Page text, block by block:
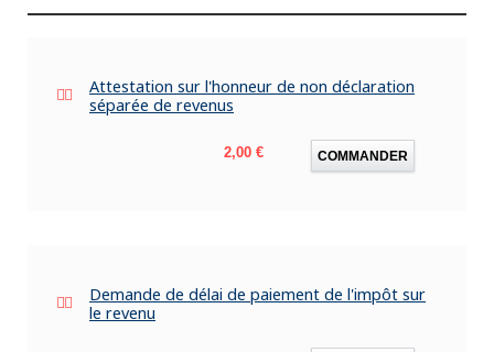
Attestation sur l'honneur de non déclaration
séparée de revenus
Prix
2,00 € COMMANDER
Demande de délai de paiement de l'impôt sur
le revenu